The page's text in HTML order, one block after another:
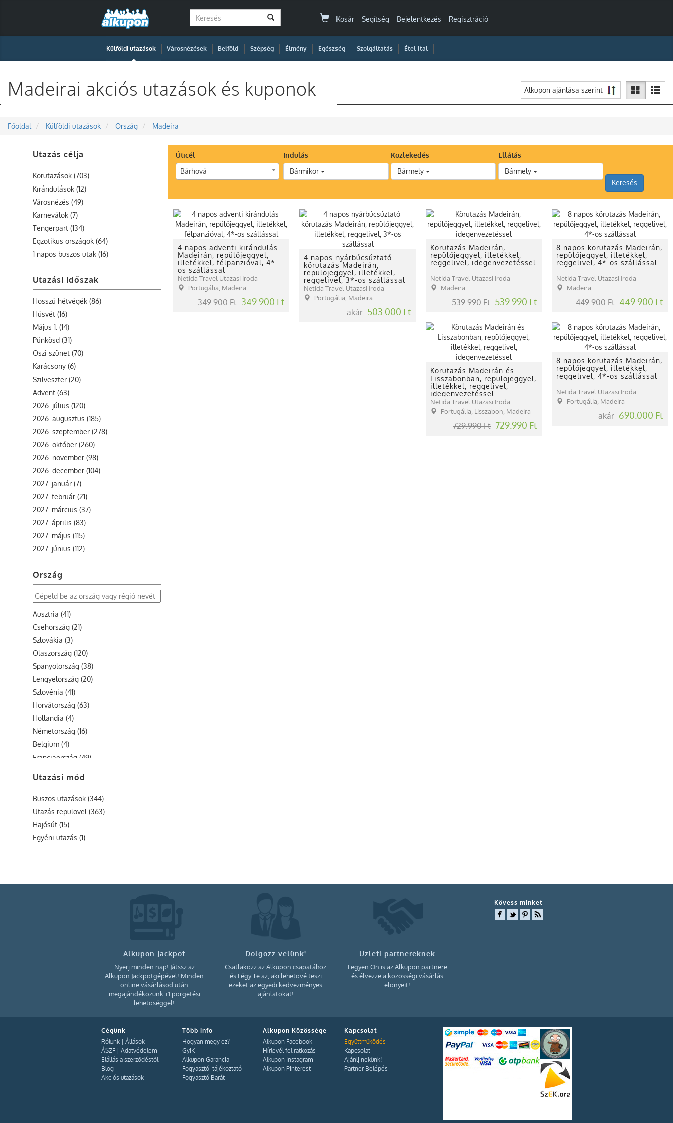
Kosár Segítség Bejelentkezés Regisztráció
Külföldi utazások Városnézések Belföld Szépség Élmény Egészség Szolgáltatás Étel-Ital
Madeirai akciós utazások és kuponok
Főoldal Külföldi utazások Ország Madeira
Utazás célja
Körutazások (703)
Kirándulások (12)
Városnézés (49)
Karneválok (7)
Tengerpart (134)
Egzotikus országok (64)
1 napos buszos utak (16)
Utazási időszak
Hosszú hétvégék (86)
Húsvét (16)
Május 1. (14)
Pünkösd (31)
Őszi szünet (70)
Karácsony (6)
Szilveszter (20)
Advent (63)
2026. július (120)
2026. augusztus (185)
2026. szeptember (278)
2026. október (260)
2026. november (98)
2026. december (104)
2027. január (7)
2027. február (21)
2027. március (37)
2027. április (83)
2027. május (115)
2027. június (112)
Ország
Ausztria (41)
Csehország (21)
Szlovákia (3)
Olaszország (120)
Spanyolország (38)
Lengyelország (20)
Szlovénia (41)
Horvátország (63)
Hollandia (4)
Németország (16)
Belgium (4)
Franciaország (49)
Görögország (12)
Bulgaria (1)
Szerbia (4)
Románia (16)
Utazási mód
Buszos utazások (344)
Utazás repülővel (363)
Hajósút (15)
Egyéni utazás (1)
Úticél
Bárhová
Indulás
Bármikor
Közlekedés
Bármely
Ellátás
Bármely
Keresés
4 napos adventi kirándulás
Madeirán, repülőjeggyel,
illetékkel, félpanzióval, 4*-
os szállással
Netida Travel Utazasi Iroda
Portugália, Madeira
349.900 Ft 349.900 Ft
4 napos nyárbúcsúztató
körutazás Madeirán,
repülőjeggyel, illetékkel,
reggelivel, 3*-os szállással
Netida Travel Utazasi Iroda
Portugália, Madeira
akár 503.000 Ft
Körutazás Madeirán,
repülőjeggyel, illetékkel,
reggelivel, idegenvezetéssel
Netida Travel Utazasi Iroda
Madeira
539.990 Ft 539.990 Ft
8 napos körutazás Madeirán,
repülőjeggyel, illetékkel,
reggelivel, 4*-os szállással
Netida Travel Utazasi Iroda
Madeira
449.900 Ft 449.900 Ft
Körutazás Madeirán és
Lisszabonban, repülőjeggyel,
illetékkel, reggelivel,
idegenvezetéssel
Netida Travel Utazasi Iroda
Portugália, Lisszabon, Madeira
729.990 Ft 729.990 Ft
8 napos körutazás Madeirán,
repülőjeggyel, illetékkel,
reggelivel, 4*-os szállással
Netida Travel Utazasi Iroda
Portugália, Madeira
akár 690.000 Ft
Alkupon Jackpot
Nyerj minden nap! Játssz az
Alkupon Jackpotgépével! Minden
online vásárlásod után
megajándékozunk +1 pörgetési
lehetőséggel!
Dolgozz velünk!
Csatlakozz az Alkupon csapatához
és Légy Te az, aki lehetővé teszi
ezeket az egyedi kedvezményes
ajánlatokat!
Üzleti partnereknek
Legyen Ön is az Alkupon partnere
és élvezze a közösségi vásárlás
előnyeit!
Kövess minket
Cégünk
Rólunk
Állások
ÁSZF
Adatvédelem
Elállás a szerződéstől
Blog
Akciós utazások
Több info
Hogyan megy ez?
GyIK
Alkupon Garancia
Fogyasztói tájékoztató
Fogyasztó Barát
Alkupon Közössége
Alkupon Facebook
Hírlevél feliratkozás
Alkupon Instagram
Alkupon Pinterest
Kapcsolat
Együttműködés
Kapcsolat
Ajánlj nekünk!
Partner Belépés